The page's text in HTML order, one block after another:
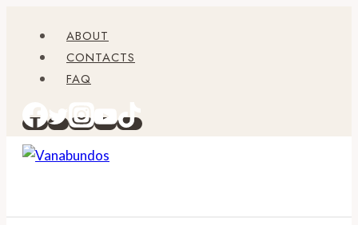
springen
ABOUT
CONTACTS
FAQ